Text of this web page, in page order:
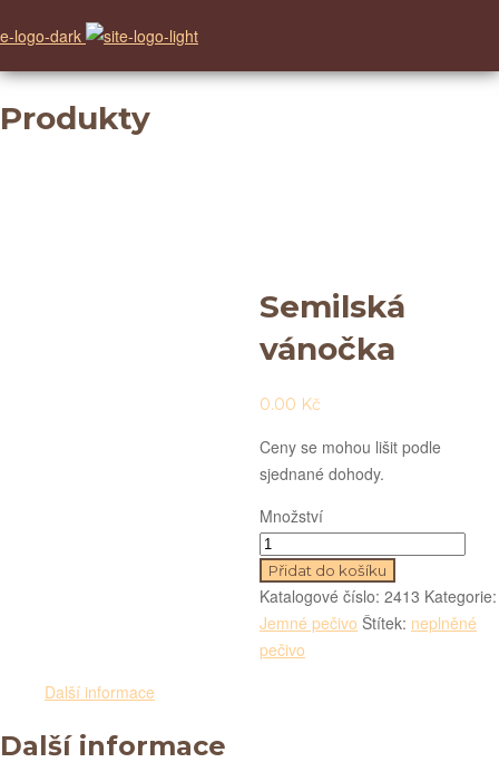
Produkty
Semilská
vánočka
0.00 Kč
Ceny se mohou lišit podle
sjednané dohody.
Množství
Přidat do košíku
Katalogové číslo: 2413 Kategorie:
Jemné pečivo Štítek: neplněné
pečivo
Další informace
Další informace